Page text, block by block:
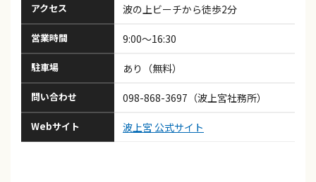
アクセス 波の上ビーチから徒歩2分
営業時間 9:00～16:30
駐車場 あり（無料）
問い合わせ 098-868-3697（波上宮社務所）
Webサイト 波上宮 公式サイト